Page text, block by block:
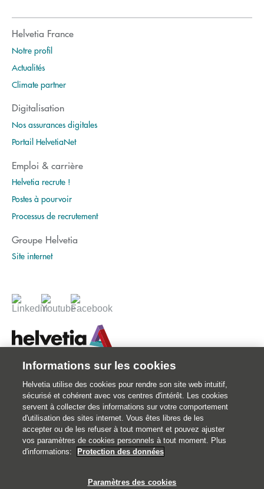
Helvetia France
Notre profil
Actualités
Climate partner
Digitalisation
Nos assurances digitales
Portail HelvetiaNet
Emploi & carrière
Helvetia recrute !
Postes à pourvoir
Processus de recrutement
Groupe Helvetia
Site internet
©2026 Helvetia Assurances . 25 quai Lamandé 76600 Le Havre
02 32 92 92 92
Impressum
Informations juridiques
Données personnelles
Informations sur les cookies
Helvetia utilise des cookies pour rendre son site web intuitif,
sécurisé et cohérent avec vos centres d'intérêt. Les cookies
servent à collecter des informations sur votre comportement
d'utilisation des sites internet. Vous êtes libres de les
accepter ou de les refuser à tout moment et pouvez ajuster
vos paramètres de cookies personnels à tout moment. Plus
d'informations:
Protection des données
Paramètres des cookies